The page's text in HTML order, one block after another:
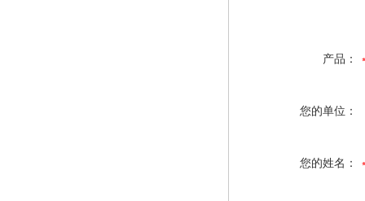
产品：
您的单位：
您的姓名：